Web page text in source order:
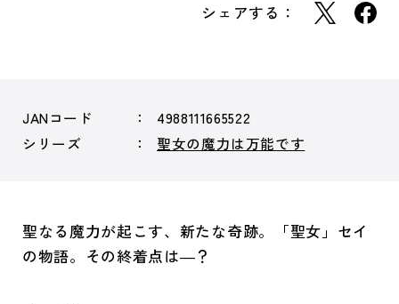
シェアする：
JANコード
4988111665522
シリーズ
聖女の魔力は万能です
聖なる魔力が起こす、新たな奇跡。「聖女」セイ
の物語。その終着点は―？